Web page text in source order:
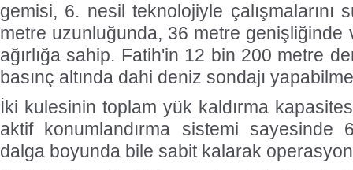
gemisi, 6. nesil teknolojiyle çalışmalarını
metre uzunluğunda, 36 metre genişliğinde
ağırlığa sahip. Fatih'in 12 bin 200 metre
basınç altında dahi deniz sondajı
İki kulesinin toplam yük kaldırma
aktif konumlandırma sistemi sayesinde
dalga boyunda bile sabit kalarak